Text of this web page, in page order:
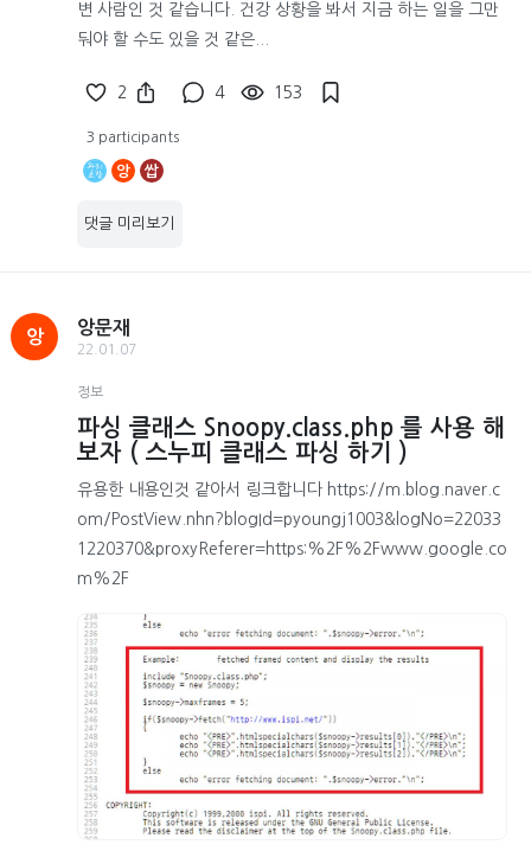
변 사람인 것 같습니다. 건강 상황을 봐서 지금 하는 일을 그만
둬야 할 수도 있을 것 같은...
2 4 153
3 participants
앙 쌉
댓글 미리보기
앙
앙문재
22.01.07
정보
파싱 클래스 Snoopy.class.php 를 사용 해
보자 ( 스누피 클래스 파싱 하기 )
유용한 내용인것 같아서 링크합니다 https://m.blog.naver.c
om/PostView.nhn?blogId=pyoungj1003&logNo=22033
1220370&proxyReferer=https:%2F%2Fwww.google.co
m%2F